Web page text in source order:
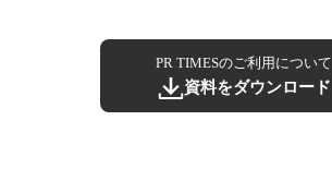
PR TIMESのご利用について
資料をダウンロード